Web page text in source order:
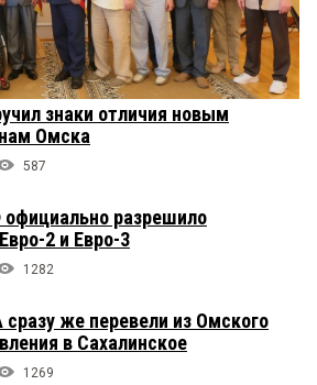
знаки отличия новым
Омска
587
разрешило
2 и Евро-3
1282
же перевели из Омского
в Сахалинское
1269